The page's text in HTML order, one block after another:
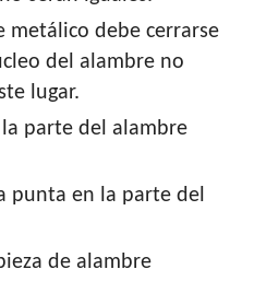
metálico debe cerrarse
del alambre no
lugar.
parte del alambre
punta en la parte del
de alambre